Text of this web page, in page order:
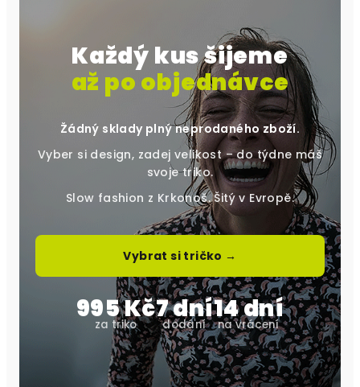
Každý kus šijeme
až po objednávce
Žádný sklady plný neprodaného zboží.
Vyber si design, zadej velikost – do týdne máš
svoje triko.
Slow fashion z Krkonoš. Šitý v Evropě.
Vybrat si tričko →
995 Kč
za triko
7 dní
dodání
14 dní
na vrácení